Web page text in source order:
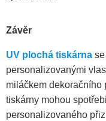
Závěr
UV plochá tiskárna
personalizovanými
miláčkem dekoračního
tiskárny mohou
personalizovaného